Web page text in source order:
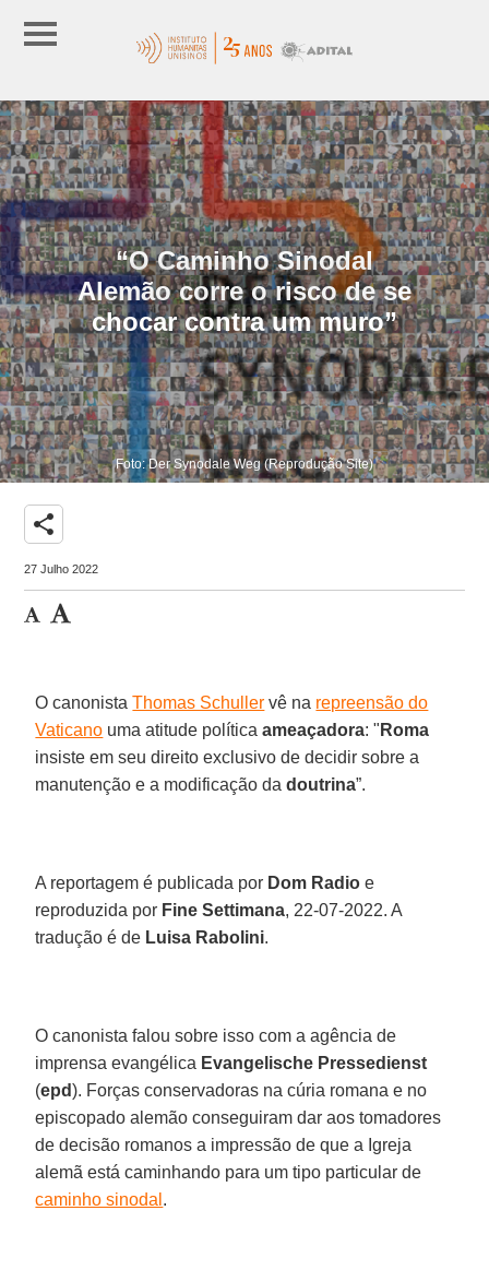
“O Caminho Sinodal
Alemão corre o risco de se
chocar contra um muro”
Foto: Der Synodale Weg (Reprodução Site)
share
27 Julho 2022
O canonistaThomas Schuller vê na repreensão do
Vaticano uma atitude políticaameaçadora: " Roma
insiste em seu direito exclusivo de decidir sobre a
manutenção e a modificação dadoutrina”.
A reportagem é publicada por Dom Radio e
reproduzida por Fine Settimana, 22-07-2022. A
tradução é de Luisa Rabolini.
O canonista falou sobre isso com a agência de
imprensa evangélica Evangelische Pressedienst
(epd). Forças conservadoras na cúria romana e no
episcopado alemão conseguiram dar aos tomadores
de decisão romanos a impressão de que a Igreja
alemã está caminhando para um tipo particular de
caminho sinodal .